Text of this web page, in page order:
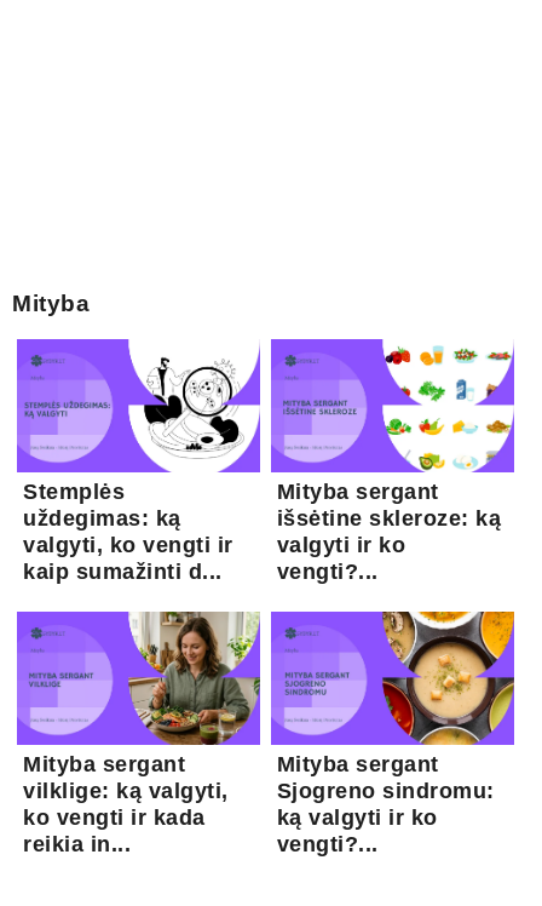
Mityba
Stemplės
uždegimas: ką
valgyti, ko vengti ir
kaip sumažinti d...
Mityba sergant
išsėtine skleroze: ką
valgyti ir ko
vengti?...
Mityba sergant
vilklige: ką valgyti,
ko vengti ir kada
reikia in...
Mityba sergant
Sjogreno sindromu:
ką valgyti ir ko
vengti?...